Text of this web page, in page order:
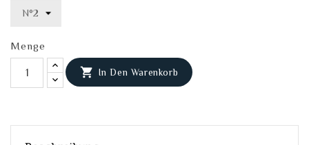
Menge
 In Den Warenkorb